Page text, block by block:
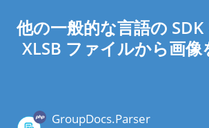
他の一般的な言語の
XLSB ファイルから画像
GroupDocs.Parser